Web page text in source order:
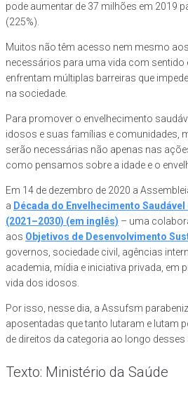
pode aumentar de 37 milhões em 2019
(225%).
Muitos não têm acesso nem mesmo
necessários para uma vida com sentido
enfrentam múltiplas barreiras que
na sociedade.
Para promover o envelhecimento
idosos e suas famílias e comunidades,
serão necessárias não apenas nas
como pensamos sobre a idade e o
Em 14 de dezembro de 2020 a
a Década do Envelhecimento
(2021–2030) (em inglês) – uma
aos Objetivos de Desenvolvimento
governos, sociedade civil, agências
academia, mídia e iniciativa privada, em
vida dos idosos.
Por isso, nesse dia, a Assufsm
aposentadas que tanto lutaram e lutam
de direitos da categoria ao longo desses
Texto: Ministério da Saúde